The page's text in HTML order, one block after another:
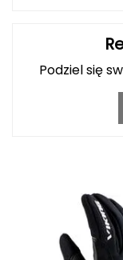
Podziel się